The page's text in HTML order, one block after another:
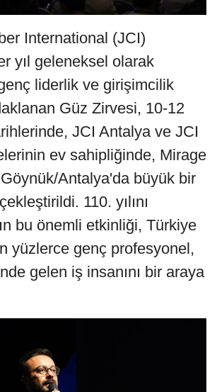
International (JCI)
yıl geleneksel olarak
liderlik ve girişimcilik
Güz Zirvesi, 10-12
JCI Antalya ve JCI
ev sahipliğinde, Mirage
Antalya'da büyük bir
110. yılını
bu önemli etkinliği, Türkiye
yüzlerce genç profesyonel,
gelen iş insanını bir araya